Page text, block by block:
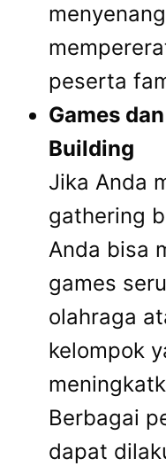
peserta
Games
Building
Jika Anda
gathering
Anda bisa
games
olahraga
kelompok
Berbagai
dapat